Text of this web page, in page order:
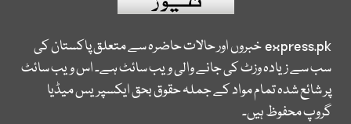
express.pkخبروں اور حالات حاضرہ سے متعلق پاکستان کی
سب سے زیادہ وزٹ کی جانے والی ویب سائٹ ہے۔ اس ویب سائٹ
پر شائع شدہ تمام مواد کے جملہ حقوق بحق ایکسپریس میڈیا
گروپ محفوظ ہیں۔